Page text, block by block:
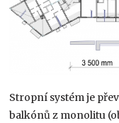
Stropní systém je
balkónů z monolitu